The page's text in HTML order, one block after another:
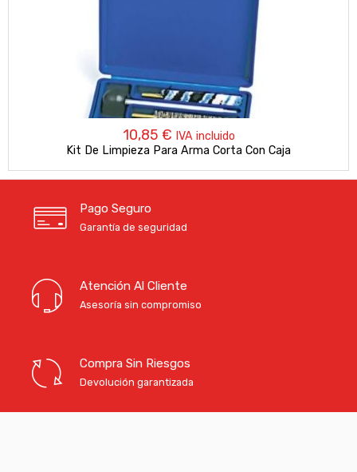
10,85 € IVA incluido
Kit De Limpieza Para Arma Corta Con Caja
Pago Seguro
Garantía de seguridad
Atención Al Cliente
Asesoría sin compromiso
Compra Sin Riesgos
Devolución garantizada